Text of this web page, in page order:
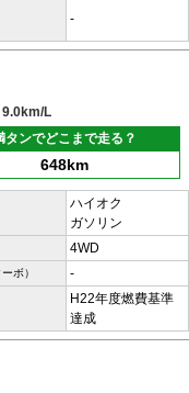
-
9.0km/L
タンでどこまで走る？
648km
ハイオク
ガソリン
4WD
ボ） -
H22年度燃費基準
達成